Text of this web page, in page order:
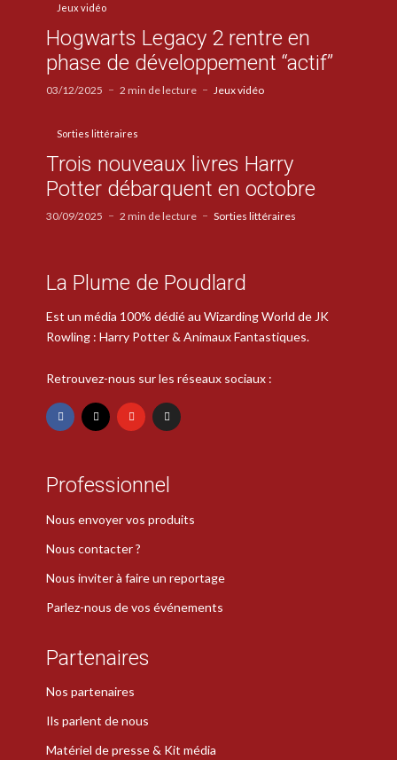
Jeux vidéo
Hogwarts Legacy 2 rentre en
phase de développement “actif”
03/12/2025 2 min de lecture Jeux vidéo
Sorties littéraires
Trois nouveaux livres Harry
Potter débarquent en octobre
30/09/2025 2 min de lecture Sorties littéraires
La Plume de Poudlard
Est un média 100% dédié au Wizarding World de JK
Rowling : Harry Potter & Animaux Fantastiques.
Retrouvez-nous sur les réseaux sociaux :
Professionnel
Nous envoyer vos produits
Nous contacter ?
Nous inviter à faire un reportage
Parlez-nous de vos événements
Partenaires
Nos partenaires
Ils parlent de nous
Matériel de presse & Kit média